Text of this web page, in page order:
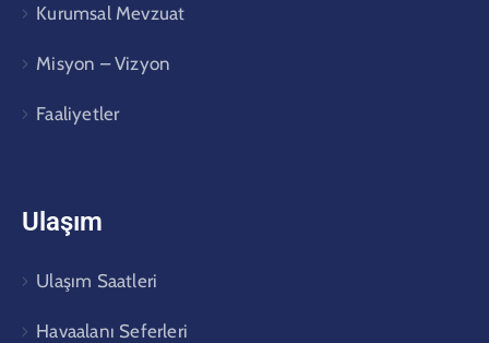
Kurumsal Mevzuat
Misyon – Vizyon
Faaliyetler
Ulaşım
Ulaşım Saatleri
Havaalanı Seferleri